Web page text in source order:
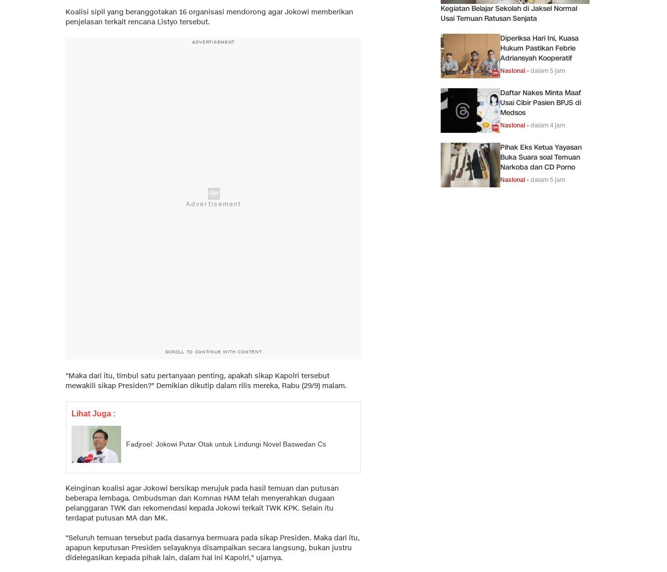
Koalisi sipil yang beranggotakan 16 organisasi mendorong agar Jokowi memberikan
penjelasan terkait rencana Listyo tersebut.
ADVERTISEMENT
SCROLL TO CONTINUE WITH CONTENT
"Maka dari itu, timbul satu pertanyaan penting, apakah sikap Kapolri tersebut
mewakili sikap Presiden?" Demikian dikutip dalam rilis mereka, Rabu (29/9) malam.
Lihat Juga :
Fadjroel: Jokowi Putar Otak untuk Lindungi Novel Baswedan Cs
Keinginan koalisi agar Jokowi bersikap merujuk pada hasil temuan dan putusan
beberapa lembaga. Ombudsman dan Komnas HAM telah menyerahkan dugaan
pelanggaran TWK dan rekomendasi kepada Jokowi terkait TWK KPK. Selain itu
terdapat putusan MA dan MK.
"Seluruh temuan tersebut pada dasarnya bermuara pada sikap Presiden. Maka dari itu,
apapun keputusan Presiden selayaknya disampaikan secara langsung, bukan justru
didelegasikan kepada pihak lain, dalam hal ini Kapolri," ujarnya.
Kegiatan Belajar Sekolah di Jaksel Normal
Usai Temuan Ratusan Senjata
Diperiksa Hari Ini, Kuasa
Hukum Pastikan Febrie
Adriansyah Kooperatif
Nasional •dalam 5 jam
Daftar Nakes Minta Maaf
Usai Cibir Pasien BPJS di
Medsos
Nasional •dalam 4 jam
Pihak Eks Ketua Yayasan
Buka Suara soal Temuan
Narkoba dan CD Porno
Nasional •dalam 5 jam